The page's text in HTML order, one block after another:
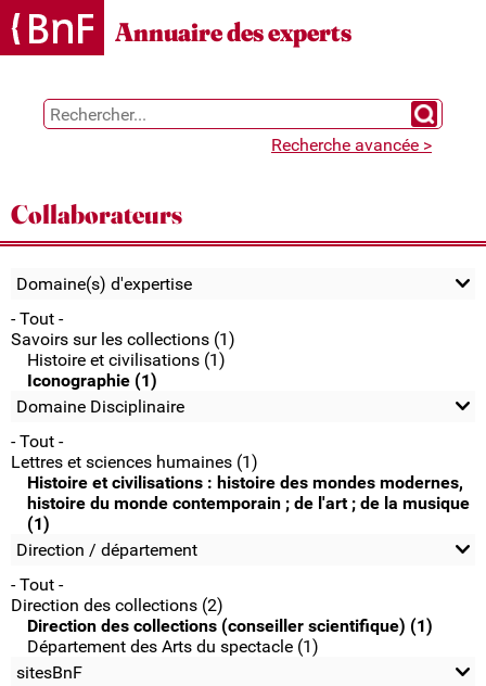
Gestion des cookies
Annuaire des experts
Chercher
Recherche avancée >
Collaborateurs
Domaine(s) d'expertise
- Tout -
Savoirs sur les collections (1)
Histoire et civilisations (1)
Iconographie (1)
Domaine Disciplinaire
- Tout -
Lettres et sciences humaines (1)
Histoire et civilisations : histoire des mondes modernes,
histoire du monde contemporain ; de l'art ; de la musique
(1)
Direction / département
- Tout -
Direction des collections (2)
Direction des collections (conseiller scientifique) (1)
Département des Arts du spectacle (1)
sitesBnF